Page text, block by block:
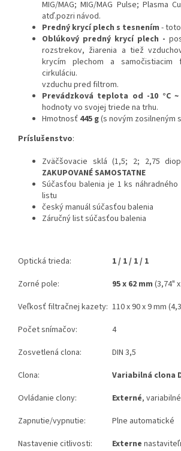
MIG/MAG; MIG/MAG Pulse; Plasma
atď.pozri návod.
Predný krycí plech s tesnením -
Oblúkový predný krycí plech -
rozstrekov, žiarenia a tiež
krycím plechom a
cirkuláciu.
vzduchu pred filtrom.
Prevádzková teplota od -10 °C ~
hodnoty vo svojej triede na trhu.
Hmotnosť 445 g(s novým zosilneným
Príslušenstvo:
Zväčšovacie sklá (1,5; 2; 2,75
ZAKUPOVANÉ SAMOSTATNE
Súčasťou balenia je 1 ks
listu
český manuál súčasťou balenia
Záručný list súčasťou balenia
Optická trieda:
1 / 1 / 1 / 1
Zorné pole:
95 x 62 mm (3,74"
Veľkosť filtračnej kazety: 110 x 90 x 9 mm
Počet snímačov:
4
Zosvetlená clona:
DIN 3,5
Clona:
Variabilná clona
Ovládanie clony:
Externé, variabilné
Zapnutie/vypnutie:
Plne automatické
Nastavenie citlivosti:
Externe